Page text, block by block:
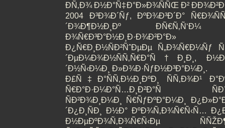
Ð­Ñ‚Ð¾ Ð½Ð°Ñ‡Ð°Ð»Ð¾ÑÑŒ Ð²
2004 Ð³Ð¾Ð´Ñƒ, ÐºÐ¾Ð³Ð´Ð°
´Ð¾Ð¶Ð½Ð¸Ðº ÐÑ€Ñ‚Ñ‘Ð¼
Ð¾Ñ€Ð³Ð°Ð½Ð¸Ð·Ð¾Ð²Ð°Ð»
Ð¿Ñ€Ð¸Ð½ÑÐ²ÑˆÐµÐµ
´ÐµÐ¼Ð¾Ð½ÑÑ‚Ñ€Ð°Ñ†Ð¸Ð¸,
´Ð½Ñ‹Ð¼Ð¸ Ð»Ð¾Ð·ÑƒÐ½Ð³Ð°Ð¼Ð¸.
Ð£Ñ‡Ð°ÑÑ‚Ð½Ð¸ÐºÐ¸ ÑÑ‚Ð¾Ð¹
Ñ€Ð°Ð·Ð¼Ð°Ñ…Ð¸Ð²Ð°Ñ
ÑÐ²Ð¾Ð¸Ð¼Ð¸ Ñ€ÑƒÐºÐ°Ð¼Ð¸
´Ð¿Ð¸ÑÐ¸ Ð½Ð° ÐºÐ¾Ñ‚Ð¾Ñ€Ñ‹Ñ…
Ð½ÐµÐºÐ¾Ñ‚Ð¾Ñ€Ñ‹Ðµ